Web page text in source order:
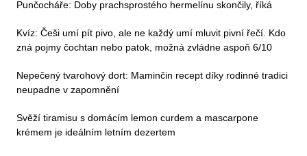
Punčocháře: Doby prachsprostého hermelínu skončily, říká
Kvíz: Češi umí pít pivo, ale ne každý umí mluvit pivní řečí. Kdo
zná pojmy čochtan nebo patok, možná zvládne aspoň 6/10
Nepečený tvarohový dort: Maminčin recept díky rodinné tradici
neupadne v zapomnění
Svěží tiramisu s domácím lemon curdem a mascarpone
krémem je ideálním letním dezertem